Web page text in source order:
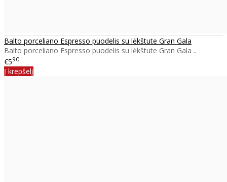
Balto porceliano Espresso puodelis su lėkštute Gran Gala
Balto porceliano Espresso puodelis su lėkštute Gran Gala ..
€590
Į krepšelį